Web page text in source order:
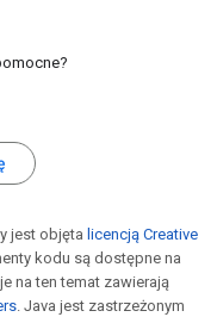
jest objęta licencją Creative
kodu są dostępne na
na ten temat zawierają
. Java jest zastrzeżonym